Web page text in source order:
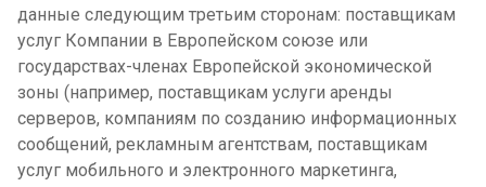
данные следующим третьим сторонам: поставщикам
услуг Компании в Европейском союзе или
государствах-членах Европейской экономической
зоны (например, поставщикам услуги аренды
серверов, компаниям по созданию информационных
сообщений, рекламным агентствам, поставщикам
услуг мобильного и электронного маркетинга,